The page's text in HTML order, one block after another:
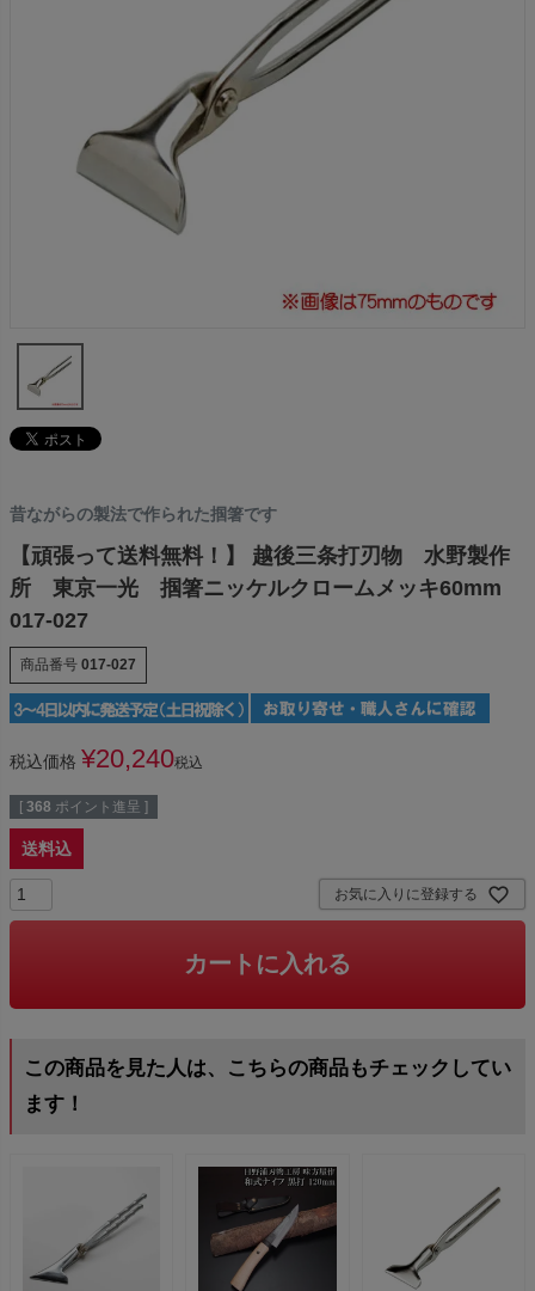
昔ながらの製法で作られた掴箸です
【頑張って送料無料！】 越後三条打刃物 水野製作
所 東京一光 掴箸ニッケルクロームメッキ60mm
017-027
商品番号 017-027
税込価格 ¥20,240税込
[ 368 ポイント進呈 ]
送料込
お気に入りに登録する
カートに入れる
この商品を見た人は、こちらの商品もチェックしてい
ます！